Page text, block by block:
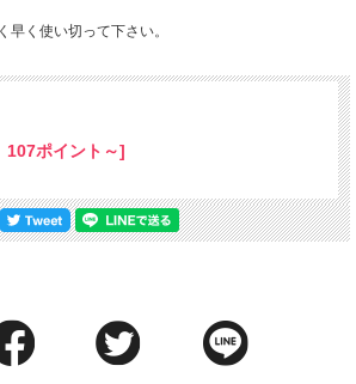
早く使い切って下さい。
ポイント～]